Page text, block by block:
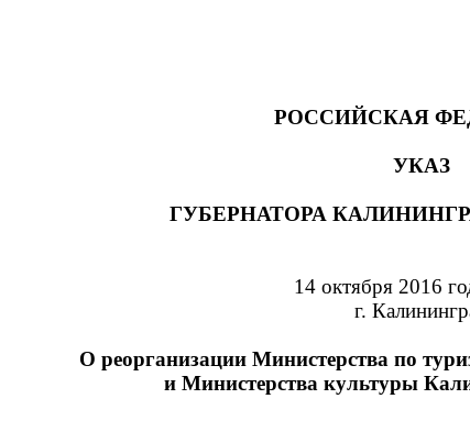
РОССИЙСКАЯ
УКАЗ
ГУБЕРНАТОРА
14 октября 2016
г.
О реорганизации Министерства по
и Министерства культуры